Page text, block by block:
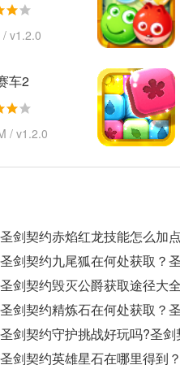
v1.2.0
车2
/ v1.2.0